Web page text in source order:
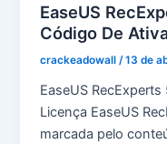
EaseUS
Código De
crackeadowall/13 de
EaseUS
Licença EaseUS
marcada pelo